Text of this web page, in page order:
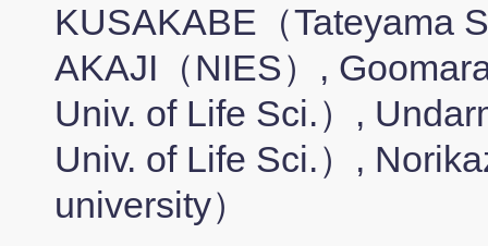
KUSAKABE（Tateyama
AKAJI（NIES）,
Univ. of Life Sci.）,
Univ. of Life Sci.）,
university）